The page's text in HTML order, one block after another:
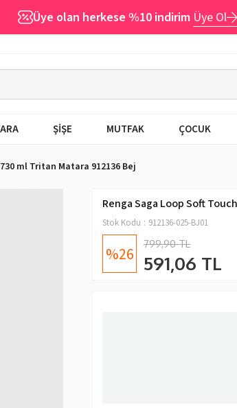
Üye olan herkese %10 indirim Üye Ol
ŞİŞE MUTFAK ÇOCUK
ml Tritan Matara 912136 Bej
Renga Saga Loop Soft
Stok Kodu 912136-025-BJ01
26 799,90 TL
591,06 TL